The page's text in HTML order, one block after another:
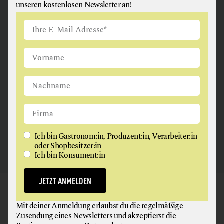
ANGUS & ARTHUR
FLEISCH + FLEISCHERZEUGNISSE
2326 Maria Lanzendorf
GAUMEN HOCH
NEWSLETTER
unseren kostenlosen Newsletter an!
Ich bin Gastronom:in, Produzent:in, Verarbeiter:in
oder Shopbesitzer:in
Ich bin Konsument:in
JETZT ANMELDEN
Mit deiner Anmeldung erlaubst du die regelmäßige
Zusendung eines Newsletters und akzeptierst die